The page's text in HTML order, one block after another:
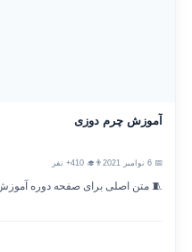
آموزش چرم دوزی
👨‍🎓 410+ نفر
🧵 متن اصلی برای صفحه دوره آموزش